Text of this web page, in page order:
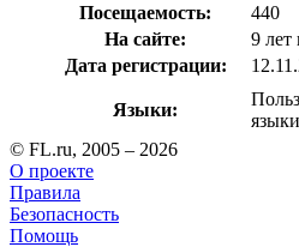
Посещаемость:
440
На сайте:
9 лет
Дата регистрации:
Языки:
© FL.ru, 2005 – 2026
О проекте
Правила
Безопасность
Помощь